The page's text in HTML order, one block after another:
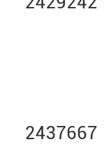
2437667